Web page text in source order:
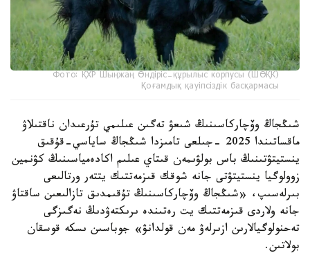
Фото: ҚХР Шыңжаң Өндіріс-құрылыс корпусы (ШӨҚК)
Қоғамдық қауіпсіздік басқармасы
شىڭجاڭ وۆچاركاسىنىڭ شىعۋ تەگىن عىلىمي تۇرعىدان ناقتىلاۋ
ماقساتىندا 2025 -جىلعى تامىزدا شىڭجاڭ ساياسي-قۇقىق
ينستيتۋتىنىڭ باس بولۋىمەن قىتاي عىلىم اكادەمياسىنىڭ كۋنمين
زوولوگيا ينستيتۋتى جانە شوقك قىزمەتتىك يتتەر ورتالىعى
بىرلەسىپ، «شىڭجاڭ وۆچاركاسىنىڭ تۇقىمدىق تازالىعىن ساقتاۋ
جانە ولاردى قىزمەتتىك يت رەتىندە ىرىكتەۋدىڭ نەگىزگى
تەحنولوگيالارىن ازىرلەۋ مەن قولدانۋ» جوباسىن ىسكە قوسقان
بولاتىن.